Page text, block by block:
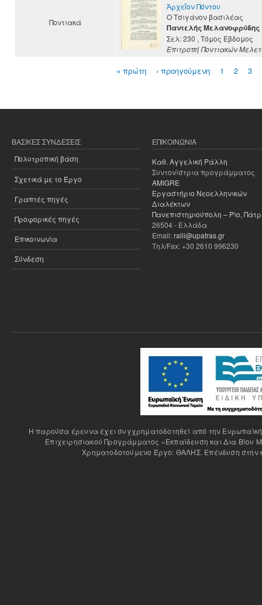
Ποντιακά
Ἀρχεῖον Πόντου
Ο Τσιγάνον βασιλέας
Παντελής Μελανοφρύδης
Σελ: 230 , Τόμος Έβδομος
Επιτροπή Ποντιακών
« πρώτη ‹ προηγούμενη 1 2 3
ΒΑΣΙΚΈΣ ΣΥΝΔΈΣΕΙΣ
Πολυτροπική βάση
Σχετικά με το Έργο
Γραπτές πηγές
Προφορικές πηγές
Επικοινωνία
Σύνδεση
ΕΠΙΚΟΙΝΩΝΊΑ
Καθ. Αγγελική Ράλλη
Συντονίστρια προγράμματος
AMIGRE
Εργαστήριο Νεοελληνικών
Διαλέκτων
Πανεπιστημιούπολη – Ρίο,
26504 - Ελλάδα
Email:ralli@upatras.gr
Τηλ/Fax: +30 2610 996230
H παρούσα έρευνα έχει συγχρηματοδοτηθεί από την
Επιχειρησιακού Προγράμματος «Εκπαίδευση και Δια Βίου
Χρηματοδοτούμενο Έργο: ΘΑΛΗΣ. Επένδυση στην